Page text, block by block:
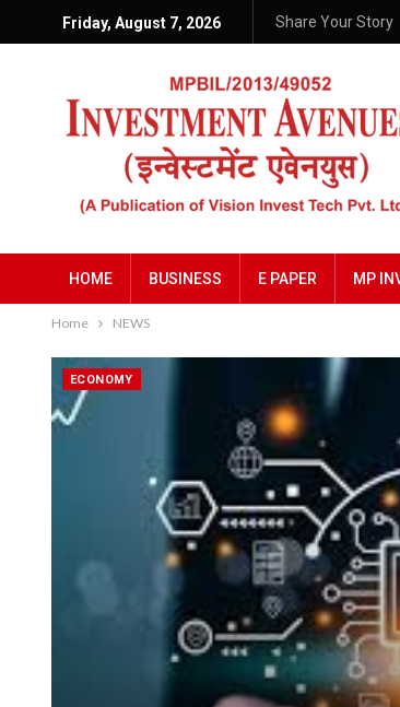
Friday, August 7, 2026 Share Your Story
HOME BUSINESS E PAPER MP
Home NEWS
ECONOMY